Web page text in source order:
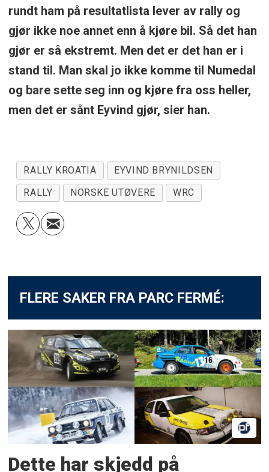
rundt ham på resultatlista lever av rally og
gjør ikke noe annet enn å kjøre bil. Så det han
gjør er så ekstremt. Men det er det han er i
stand til. Man skal jo ikke komme til Numedal
og bare sette seg inn og kjøre fra oss heller,
men det er sånt Eyvind gjør, sier han.
RALLY KROATIA
EYVIND BRYNILDSEN
RALLY
NORSKE UTØVERE WRC
FLERE SAKER FRA PARC FERMÉ:
Dette har skjedd på